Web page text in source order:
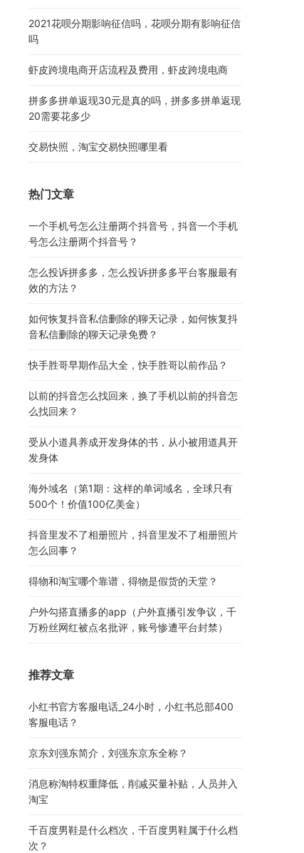
2021花呗分期影响征信吗，花呗分期有影响征信
吗
虾皮跨境电商开店流程及费用，虾皮跨境电商
拼多多拼单返现30元是真的吗，拼多多拼单返现
20需要花多少
交易快照，淘宝交易快照哪里看
热门文章
一个手机号怎么注册两个抖音号，抖音一个手机
号怎么注册两个抖音号？
怎么投诉拼多多，怎么投诉拼多多平台客服最有
效的方法？
如何恢复抖音私信删除的聊天记录，如何恢复抖
音私信删除的聊天记录免费？
快手胜哥早期作品大全，快手胜哥以前作品？
以前的抖音怎么找回来，换了手机以前的抖音怎
么找回来？
受从小道具养成开发身体的书，从小被用道具开
发身体
海外域名（第1期：这样的单词域名，全球只有
500个！价值100亿美金）
抖音里发不了相册照片，抖音里发不了相册照片
怎么回事？
得物和淘宝哪个靠谱，得物是假货的天堂？
户外勾搭直播多的app（户外直播引发争议，千
万粉丝网红被点名批评，账号惨遭平台封禁）
推荐文章
小红书官方客服电话_24小时，小红书总部400
客服电话？
京东刘强东简介，刘强东京东全称？
消息称淘特权重降低，削减买量补贴，人员并入
淘宝
千百度男鞋是什么档次，千百度男鞋属于什么档
次？